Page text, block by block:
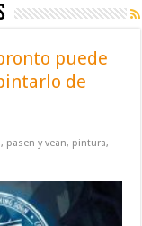
puede
de
, pasen y vean, pintura,